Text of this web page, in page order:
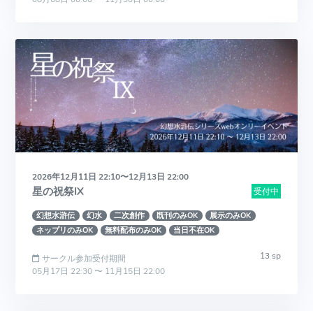
2026年12月11日 22:10〜12月13日 22:00
受付中
星の祝祭IX
幻想水滸伝 幻水 二次創作 既刊のみOK
展示のみOK
ネップリのみOK
無料配布のみOK 当日不在OK
13 sp
サークル参加受付期間
05月17日 22:30 〜 11月15日 22:00